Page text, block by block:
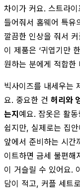
차이가 커요. 스트라
들어줘서 홈웨어 특유
깔끔한 인상을 줘서
이 제품은 ‘귀엽기만
원하는 분에게 적합한
빅사이즈를 내세우는
요. 중요한 건 허리와
는지예요. 잠옷은 활
쉽지만, 실제로는 집
앞에서 준비하는 시
이트하면 금세 불편해
이 거슬릴 수 있어요.
담이 적고, 커플 세트